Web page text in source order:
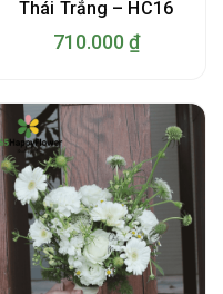
Thái Trắng – HC16
710.000 ₫